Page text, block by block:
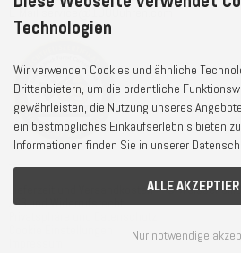
E-Mailservice@1000uhren.com
Lieferzeit und Versandkosten
AGB und Widerrufsrecht
© Weisser
Technologien
Wir verwenden Cookies und ähnliche
Drittanbietern, um die ordentliche
gewährleisten, die Nutzung unseres
ein bestmögliches Einkaufserlebnis bieten
Informationen finden Sie in unserer
ALLE
Nur notwendige